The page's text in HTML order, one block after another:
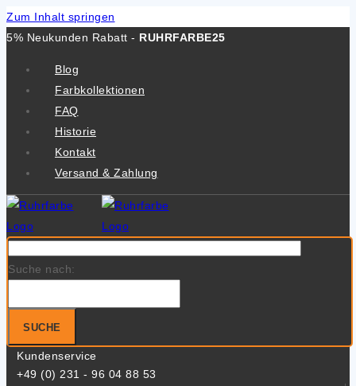
Zum Inhalt springen
5% Neukunden Rabatt - RUHRFARBE25
Blog
Farbkollektionen
FAQ
Historie
Kontakt
Versand & Zahlung
Suche nach:
SUCHE
Kundenservice
+49 (0) 231 - 96 04 88 53